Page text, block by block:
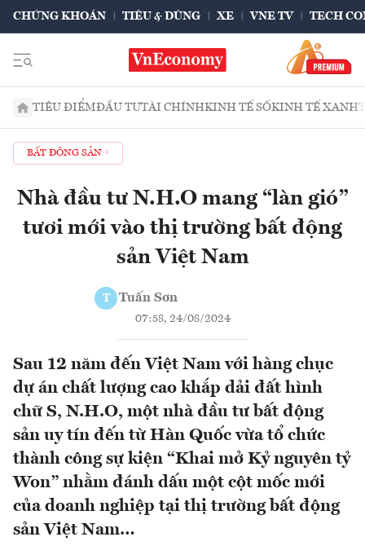
CHỨNG KHOÁN TIÊU & DÙNG XE VNE TV TECH
TIÊU ĐIỂMĐẦU TƯTÀI CHÍNHKINH TẾ SỐKINH TẾ XANH
BẤT ĐỘNG SẢN
Nhà đầu tư N.H.O mang “làn gió”
tươi mới vào thị trường bất động
sản Việt Nam
T Tuấn Sơn
07:58, 24/08/2024
Sau 12 năm đến Việt Nam với hàng chục
dự án chất lượng cao khắp dải đất hình
chữ S, N.H.O, một nhà đầu tư bất động
sản uy tín đến từ Hàn Quốc vừa tổ chức
thành công sự kiện “Khai mở Kỷ nguyên tỷ
Won” nhằm đánh dấu một cột mốc mới
của doanh nghiệp tại thị trường bất động
sản Việt Nam…